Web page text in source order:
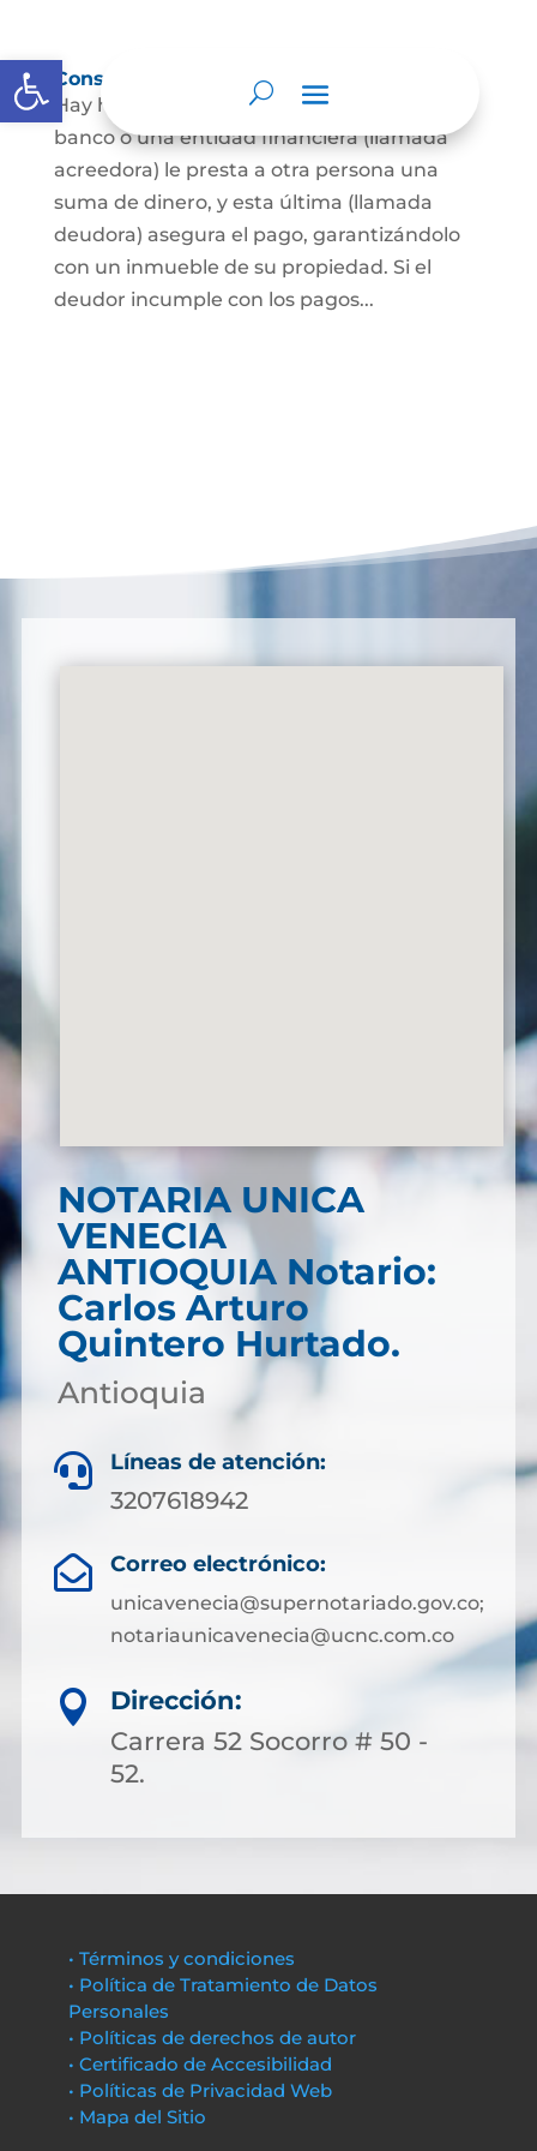
Abrir barra de herramientas
Constitución de hipoteca
Hay hipoteca cuando una persona, o un
banco o una entidad financiera (llamada
acreedora) le presta a otra persona una
suma de dinero, y esta última (llamada
deudora) asegura el pago, garantizándolo
con un inmueble de su propiedad. Si el
deudor incumple con los pagos...
NOTARIA UNICA
VENECIA
ANTIOQUIA Notario:
Carlos Arturo
Quintero Hurtado.
Antioquia
 Líneas de atención:
3207618942
 Correo electrónico:
unicavenecia@supernotariado.gov.co;
notariaunicavenecia@ucnc.com.co

Dirección:
Carrera 52 Socorro # 50 -
52.
• Términos y condiciones
• Política de Tratamiento de Datos
Personales
• Políticas de derechos de autor
• Certificado de Accesibilidad
• Políticas de Privacidad Web
• Mapa del Sitio